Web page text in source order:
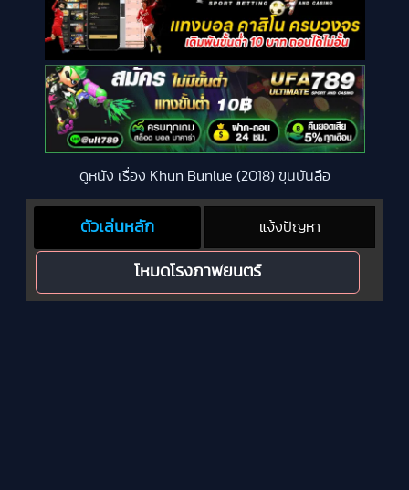
ดูหนัง เรื่อง Khun Bunlue (2018) ขุนบันลือ
ตัวเล่นหลัก แจ้งปัญหา
โหมดโรงภาพยนตร์